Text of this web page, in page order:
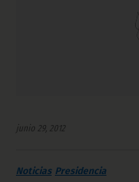
junio 29, 2012
Noticias Presidencia